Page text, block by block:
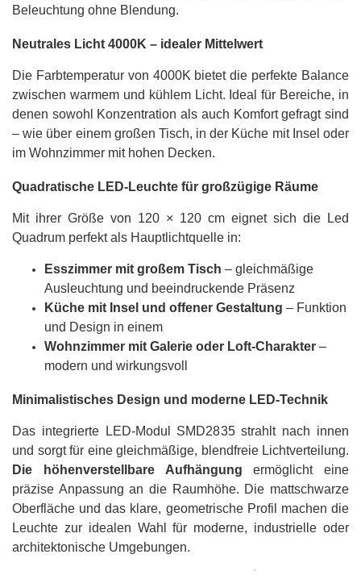
Beleuchtung ohne Blendung.
Neutrales Licht 4000K – idealer Mittelwert
Die Farbtemperatur von 4000K bietet die perfekte Balance
zwischen warmem und kühlem Licht. Ideal für Bereiche, in
denen sowohl Konzentration als auch Komfort gefragt sind
– wie über einem großen Tisch, in der Küche mit Insel oder
im Wohnzimmer mit hohen Decken.
Quadratische LED-Leuchte für großzügige Räume
Mit ihrer Größe von 120 × 120 cm eignet sich die Led
Quadrum perfekt als Hauptlichtquelle in:
Esszimmer mit großem Tisch – gleichmäßige
Ausleuchtung und beeindruckende Präsenz
Küche mit Insel und offener Gestaltung – Funktion
und Design in einem
Wohnzimmer mit Galerie oder Loft-Charakter –
modern und wirkungsvoll
Minimalistisches Design und moderne LED-Technik
Das integrierte LED-Modul SMD2835 strahlt nach innen
und sorgt für eine gleichmäßige, blendfreie Lichtverteilung.
Die höhenverstellbare Aufhängung ermöglicht eine
präzise Anpassung an die Raumhöhe. Die mattschwarze
Oberfläche und das klare, geometrische Profil machen die
Leuchte zur idealen Wahl für moderne, industrielle oder
architektonische Umgebungen.